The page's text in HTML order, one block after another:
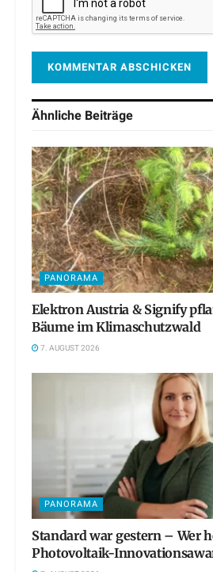
Ähnliche Beiträge
PANORAMA
Elektron Austria & Signify
Bäume im Klimaschutzwald
7. AUGUST 2026
PANORAMA
Standard war gestern – Wer
Photovoltaik-